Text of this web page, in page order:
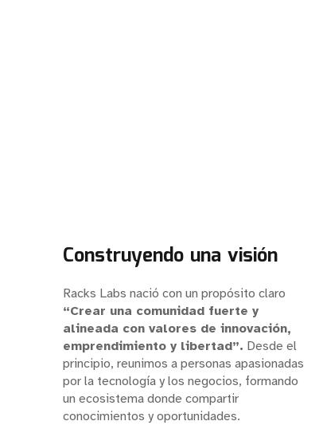
Construyendo una visión
Racks Labs nació con un propósito claro
“Crear una comunidad fuerte y
alineada con valores de innovación,
emprendimiento y libertad”. Desde el
principio, reunimos a personas apasionadas
por la tecnología y los negocios, formando
un ecosistema donde compartir
conocimientos y oportunidades.